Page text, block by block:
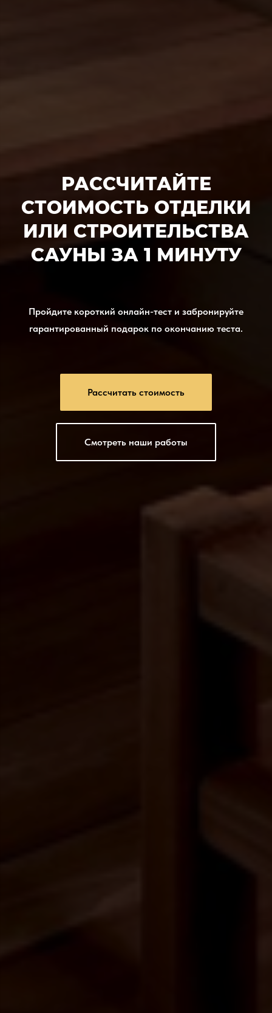
РАССЧИТАЙТЕ
СТОИМОСТЬ ОТДЕЛКИ
ИЛИ СТРОИТЕЛЬСТВА
САУНЫ ЗА 1 МИНУТУ
Пройдите короткий онлайн-тест и забронируйте
гарантированный подарок по окончанию теста.
Рассчитать стоимость
Смотреть наши работы